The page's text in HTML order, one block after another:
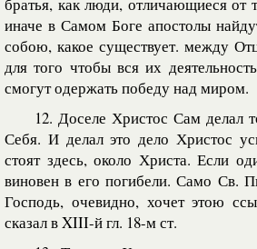
братья, как люди, отличающиеся
иначе в Самом Боге апостолы
собою, какое существует. между
для того чтобы вся их
смогут одержать победу над миром.
12. Доселе Христос Сам делал
Себя. И делал это дело Христос
стоят здесь, около Христа. Если
виновен в его погибели. Само Св.
Господь, очевидно, хочет этою
сказал в XIII-й гл. 18-м ст.